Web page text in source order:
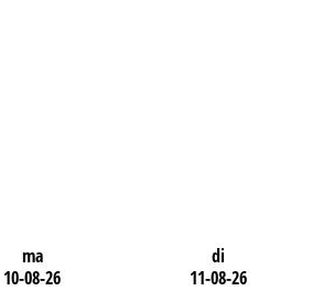
ma
10-08-26
di
11-08-26